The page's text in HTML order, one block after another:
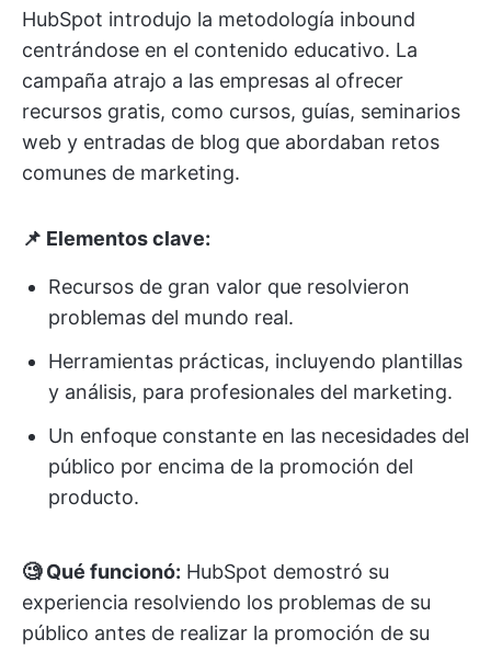
HubSpot introdujo la metodología inbound
centrándose en el contenido educativo. La
campaña atrajo a las empresas al ofrecer
recursos gratis, como cursos, guías, seminarios
web y entradas de blog que abordaban retos
comunes de marketing.
📌 Elementos clave:
Recursos de gran valor que resolvieron
problemas del mundo real.
Herramientas prácticas, incluyendo plantillas
y análisis, para profesionales del marketing.
Un enfoque constante en las necesidades del
público por encima de la promoción del
producto.
🧐 Qué funcionó: HubSpot demostró su
experiencia resolviendo los problemas de su
público antes de realizar la promoción de su